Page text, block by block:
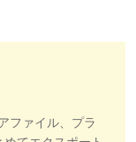
ファイル、プラ